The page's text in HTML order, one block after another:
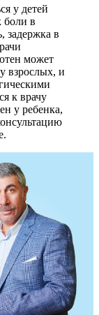
у детей
боли в
задержка в
может
взрослых, и
к врачу
у ребенка,